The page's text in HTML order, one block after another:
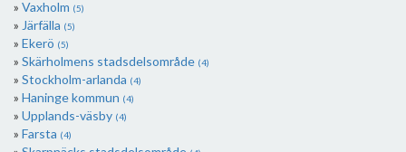
Vaxholm (5)
Järfälla (5)
Ekerö (5)
Skärholmens stadsdelsområde (4)
Stockholm-arlanda (4)
Haninge kommun (4)
Upplands-väsby (4)
Farsta (4)